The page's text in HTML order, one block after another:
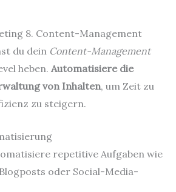
8. Content-Management
du dein Content-Management
heben. Automatisiere die
von Inhalten, um Zeit zu
zu steigern.
repetitive Aufgaben wie
oder Social-Media-